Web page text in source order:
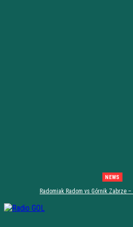
NEWS
Radomiak Radom vs Górnik Zabrze